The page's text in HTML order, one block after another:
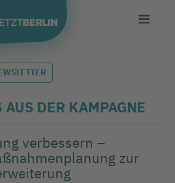
DER KAMPAGNE
verbessern –
zur